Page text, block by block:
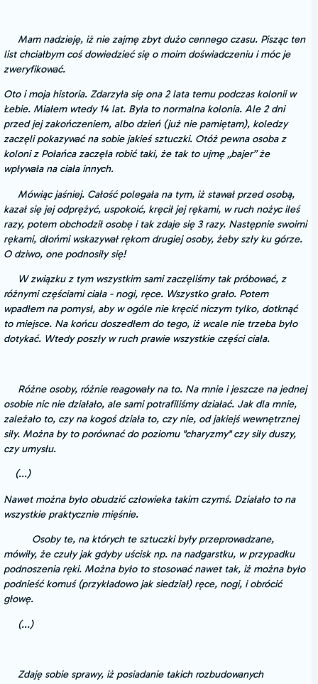
Mam nadzieję, iż nie zajmę zbyt dużo cennego czasu. Pisząc ten
list chciałbym coś dowiedzieć się o moim doświadczeniu i móc je
zweryfikować.
Oto i moja historia. Zdarzyła się ona 2 lata temu podczas kolonii w
Łebie. Miałem wtedy 14 lat. Była to normalna kolonia. Ale 2 dni
przed jej zakończeniem, albo dzień (już nie pamiętam), koledzy
zaczęli pokazywać na sobie jakieś sztuczki. Otóż pewna osoba z
koloni z Połańca zaczęła robić taki, że tak to ujmę „bajer” że
wpływała na ciała innych.
Mówiąc jaśniej. Całość polegała na tym, iż stawał przed osobą,
kazał się jej odprężyć, uspokoić, kręcił jej rękami, w ruch nożyc ileś
razy, potem obchodził osobę i tak zdaje się 3 razy. Następnie swoimi
rękami, dłońmi wskazywał rękom drugiej osoby, żeby szły ku górze.
O dziwo, one podnosiły się!
W związku z tym wszystkim sami zaczęliśmy tak próbować, z
różnymi częściami ciała - nogi, ręce. Wszystko grało. Potem
wpadłem na pomysł, aby w ogóle nie kręcić niczym tylko, dotknąć
to miejsce. Na końcu doszedłem do tego, iż wcale nie trzeba było
dotykać. Wtedy poszły w ruch prawie wszystkie części ciała.
Różne osoby, różnie reagowały na to. Na mnie i jeszcze na jednej
osobie nic nie działało, ale sami potrafiliśmy działać. Jak dla mnie,
zależało to, czy na kogoś działa to, czy nie, od jakiejś wewnętrznej
siły. Można by to porównać do poziomu "charyzmy" czy siły duszy,
czy umysłu.
(...)
Nawet można było obudzić człowieka takim czymś. Działało to na
wszystkie praktycznie mięśnie.
Osoby te, na których te sztuczki były przeprowadzane,
mówiły, że czuły jak gdyby uścisk np. na nadgarstku, w przypadku
podnoszenia ręki. Można było to stosować nawet tak, iż można było
podnieść komuś (przykładowo jak siedział) ręce, nogi, i obrócić
głowę.
(...)
Zdaję sobie sprawy, iż posiadanie takich rozbudowanych